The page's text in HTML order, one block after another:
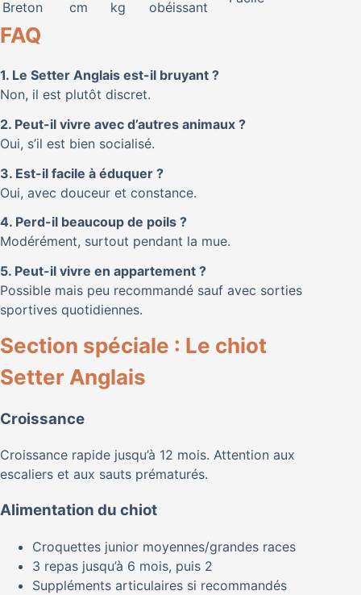
Breton cm kg obéissant
FAQ
1. Le Setter Anglais est-il bruyant ?
Non, il est plutôt discret.
2. Peut-il vivre avec d’autres animaux ?
Oui, s’il est bien socialisé.
3. Est-il facile à éduquer ?
Oui, avec douceur et constance.
4. Perd-il beaucoup de poils ?
Modérément, surtout pendant la mue.
5. Peut-il vivre en appartement ?
Possible mais peu recommandé sauf avec sorties
sportives quotidiennes.
Section spéciale : Le chiot
Setter Anglais
Croissance
Croissance rapide jusqu’à 12 mois. Attention aux
escaliers et aux sauts prématurés.
Alimentation du chiot
Croquettes junior moyennes/grandes races
3 repas jusqu’à 6 mois, puis 2
Suppléments articulaires si recommandés